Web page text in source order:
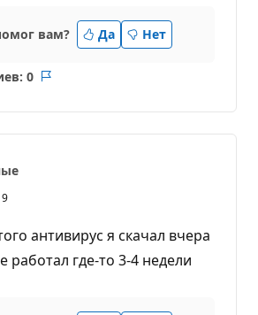
вам? Да Нет
0
антивирус я скачал вчера
работал где-то 3-4 недели